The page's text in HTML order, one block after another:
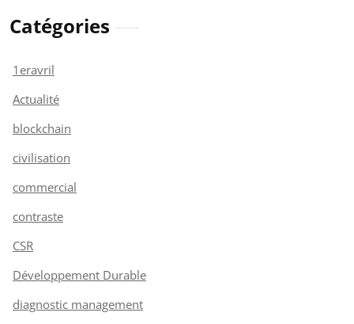
Catégories
1eravril
Actualité
blockchain
civilisation
commercial
contraste
CSR
Développement Durable
diagnostic management